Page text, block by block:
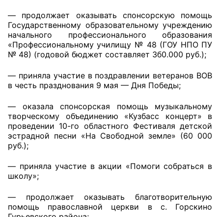
— продолжает оказывать спонсорскую помощь
Государственному образовательному учреждению
начального профессионального образования
«Профессиональному училищу № 48 (ГОУ НПО ПУ
№ 48) (годовой бюджет составляет 3б0.000 руб.);
— приняла участие в поздравлении ветеранов ВОВ
в честь празднования 9 мая — Дня Победы;
— оказала спонсорская помощь музыкальному
творческому объединению «Кузбасс концерт» в
проведении 10-го областного Фестиваля детской
эстрадной песни «На Свободной земле» (60 000
руб.);
— приняла участие в акции «Помоги собраться в
школу»;
— продолжает оказывать благотворительную
помощь православной церкви в с. Горскино